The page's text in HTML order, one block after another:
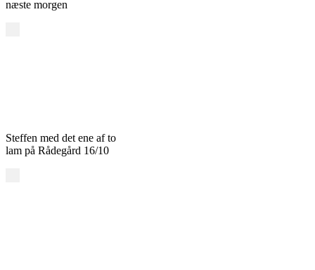
næste morgen
Steffen med det ene af to
lam på Rådegård 16/10